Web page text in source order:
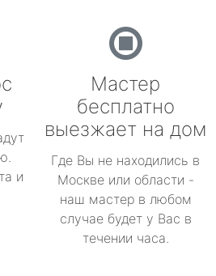
и
Мастер
бесплатно
выезжает на дом
Где Вы не находились в
Москве или области -
наш мастер в любом
случае будет у Вас в
течении часа.